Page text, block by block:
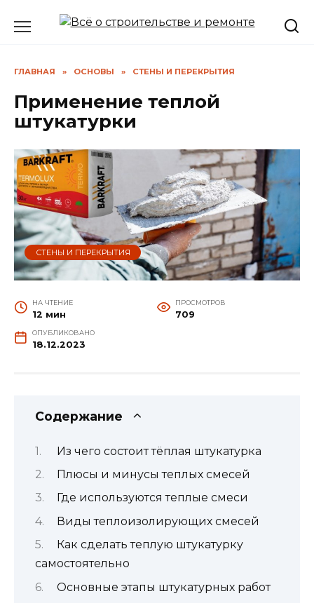
ГЛАВНАЯ » ОСНОВЫ » СТЕНЫ И ПЕРЕКРЫТИЯ
Применение теплой
штукатурки
СТЕНЫ И ПЕРЕКРЫТИЯ
НА ЧТЕНИЕ
12 мин
ПРОСМОТРОВ
709
ОПУБЛИКОВАНО
18.12.2023
Содержание
Из чего состоит тёплая штукатурка
Плюсы и минусы теплых смесей
Где используются теплые смеси
Виды теплоизолирующих смесей
Как сделать теплую штукатурку
самостоятельно
Основные этапы штукатурных работ